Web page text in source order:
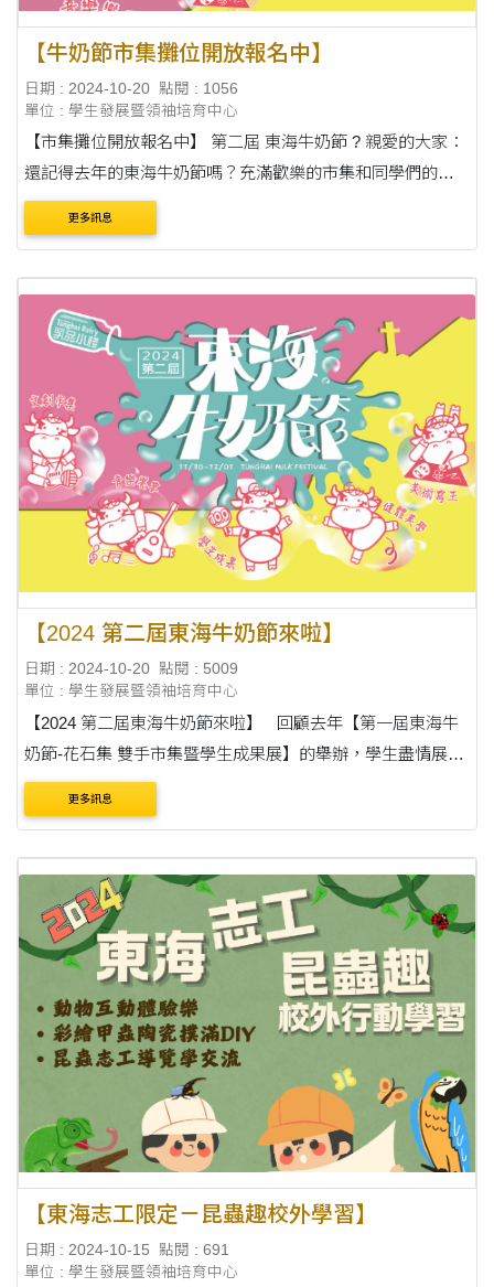
【牛奶節市集攤位開放報名中】
日期 : 2024-10-20 點閱 : 1056
單位 : 學生發展暨領袖培育中心
【市集攤位開放報名中】 第二屆 東海牛奶節 ? 親愛的大家：
還記得去年的東海牛奶節嗎？充滿歡樂的市集和同學們的表
演節目，彷彿還在眼前。 【東海人限定】 ⏱市集攤位報名時
間 ：2024.10.15 ～11.1....
更多訊息
【2024 第二屆東海牛奶節來啦】
日期 : 2024-10-20 點閱 : 5009
單位 : 學生發展暨領袖培育中心
【2024 第二屆東海牛奶節來啦】 回顧去年【第一屆東海牛
奶節-花石集 雙手市集暨學生成果展】的舉辦，學生盡情展現
跨域課外學習成果與多元志趣，在執行過程中，面對挑戰和
困難時保持不屈不撓的精神，也在同學們彼此....
更多訊息
【東海志工限定－昆蟲趣校外學習】
日期 : 2024-10-15
點閱 : 691
單位 : 學生發展暨領袖培育中心